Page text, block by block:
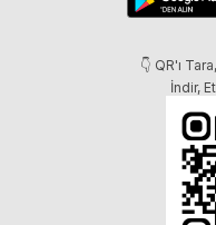
👇 QR'ı
İndir,